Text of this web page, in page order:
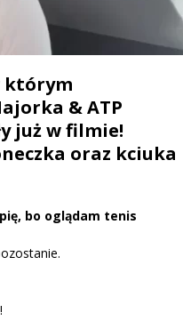
którym
& ATP
już w filmie!
oraz kciuka
bo oglądam tenis
!